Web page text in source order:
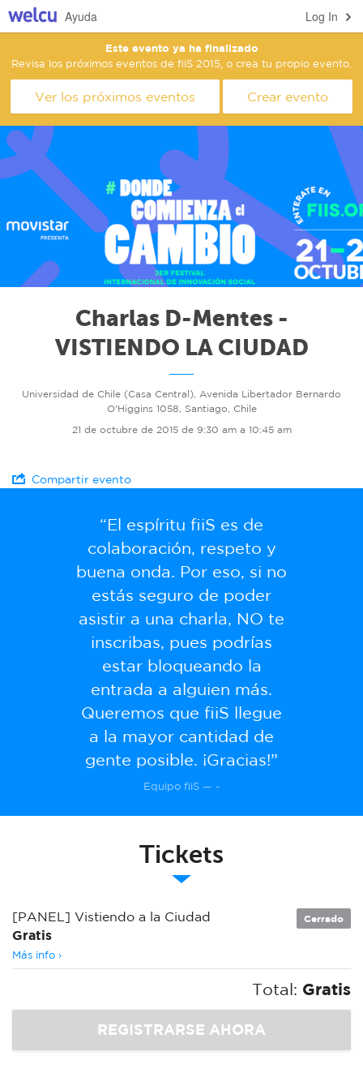
Log In
Ayuda
Este evento ya ha finalizado
Revisa los próximos eventos de fiiS 2015, o crea tu propio evento.
Ver los próximos eventos Crear evento
Charlas D-Mentes -
VISTIENDO LA CIUDAD
Universidad de Chile (Casa Central), Avenida Libertador Bernardo
O'Higgins 1058, Santiago, Chile
21 de octubre de 2015 de 9:30 am a 10:45 am
Compartir evento
“El espíritu fiiS es de
colaboración, respeto y
buena onda. Por eso, si no
estás seguro de poder
asistir a una charla, NO te
inscribas, pues podrías
estar bloqueando la
entrada a alguien más.
Queremos que fiiS llegue
a la mayor cantidad de
gente posible. ¡Gracias!”
Equipo fiiS — -
Tickets
[PANEL] Vistiendo a la Ciudad
Gratis
Más info ›
Cerrado
Total: Gratis